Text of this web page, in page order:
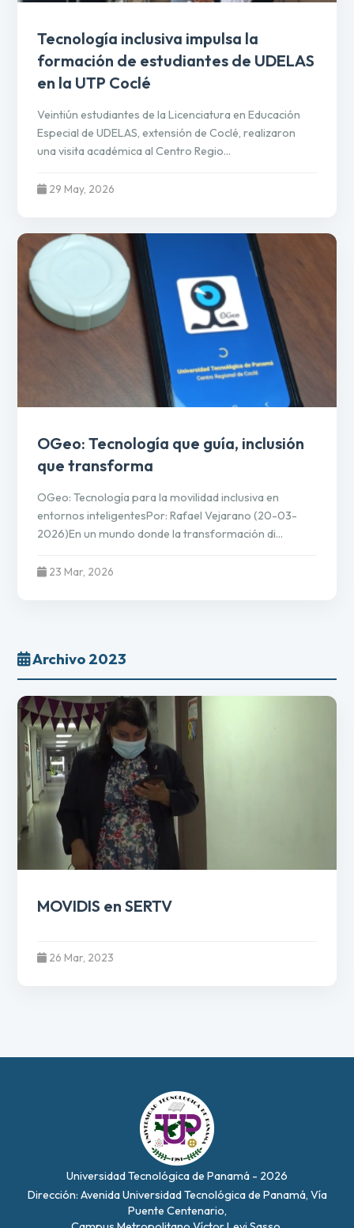
Tecnología inclusiva impulsa la
formación de estudiantes de UDELAS
en la UTP Coclé
Veintiún estudiantes de la Licenciatura en Educación
Especial de UDELAS, extensión de Coclé, realizaron
una visita académica al Centro Regio...
29 May, 2026
OGeo: Tecnología que guía, inclusión
que transforma
OGeo: Tecnología para la movilidad inclusiva en
entornos inteligentesPor: Rafael Vejarano (20-03-
2026)En un mundo donde la transformación di...
23 Mar, 2026
Archivo 2023
MOVIDIS en SERTV
26 Mar, 2023
Universidad Tecnológica de Panamá - 2026
Dirección: Avenida Universidad Tecnológica de Panamá, Vía
Puente Centenario,